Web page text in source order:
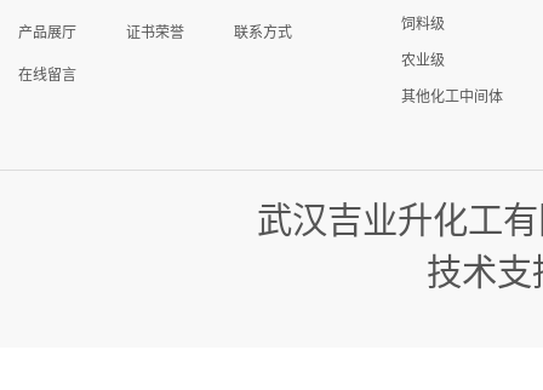
产品展厅 证书荣誉 联系方式
在线留言
饲料级
农业级
其他化工中间体
武汉吉业升化工
技术